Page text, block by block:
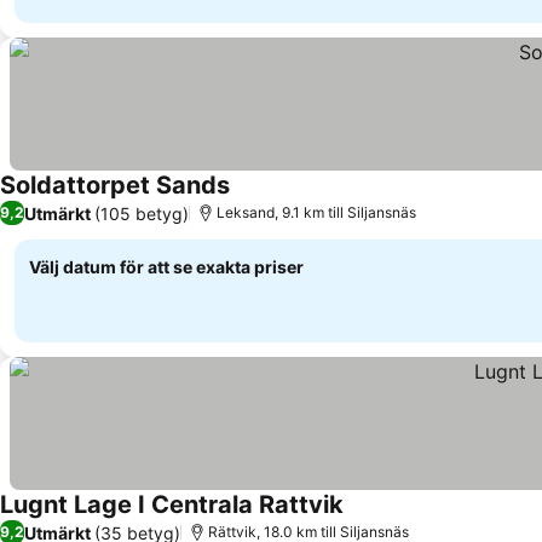
Soldattorpet Sands
9,2Utmärkt (105 betyg) Leksand, 9.1 km till Siljansnäs
Välj datum för att se exakta priser
Lugnt Lage I Centrala Rattvik
9,2Utmärkt (35 betyg) Rättvik, 18.0 km till Siljansnäs